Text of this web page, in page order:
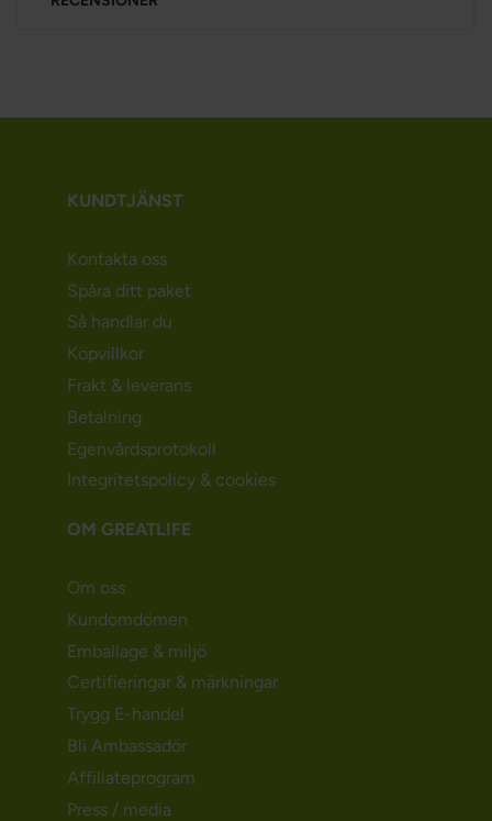
KUNDTJÄNST
Kontakta oss
Spåra ditt paket
Så handlar du
Köpvillkor
Frakt & leverans
Betalning
Egenvårdsprotokoll
Integritetspolicy & cookies
OM GREATLIFE
Om oss
Kundomdömen
Emballage & miljö
Certifieringar & märkningar
Trygg E-handel
Bli Ambassadör
Affiliateprogram
Press / media